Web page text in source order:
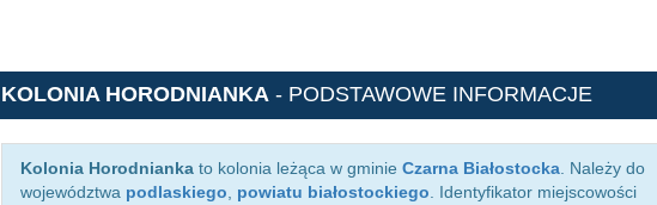
KOLONIA HORODNIANKA - PODSTAWOWE INFORMACJE
Kolonia Horodnianka to kolonia leżąca w gminie Czarna Białostocka . Należy do
województwa podlaskiego powiatu białostockiego . Identyfikator miejscowości